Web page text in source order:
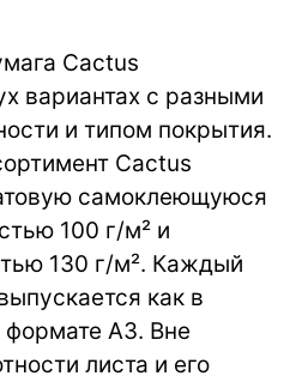
Cactus
вариантах с разными
и типом покрытия.
Cactus
самоклеющуюся
100 г/м² и
130 г/м². Каждый
как в
формате А3. Вне
листа и его